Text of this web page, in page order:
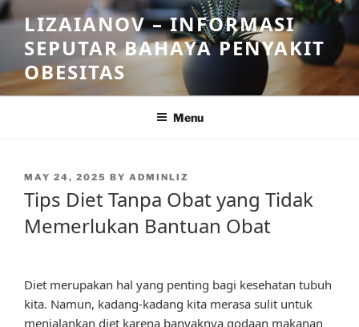
Skip
to
content
LIZAIANOV – INFORMASI
SEPUTAR BAHAYA PENYAKIT
OBESITAS
Menu
POSTED
ON
MAY 24, 2025 BY ADMINLIZ
Tips Diet Tanpa Obat yang Tidak
Memerlukan Bantuan Obat
Diet merupakan hal yang penting bagi kesehatan tubuh
kita. Namun, kadang-kadang kita merasa sulit untuk
menjalankan diet karena banyaknya godaan makanan